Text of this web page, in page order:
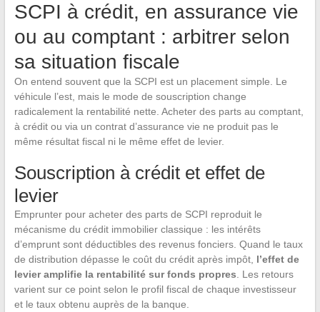
SCPI à crédit, en assurance vie
ou au comptant : arbitrer selon
sa situation fiscale
On entend souvent que la SCPI est un placement simple. Le
véhicule l’est, mais le mode de souscription change
radicalement la rentabilité nette. Acheter des parts au comptant,
à crédit ou via un contrat d’assurance vie ne produit pas le
même résultat fiscal ni le même effet de levier.
Souscription à crédit et effet de
levier
Emprunter pour acheter des parts de SCPI reproduit le
mécanisme du crédit immobilier classique : les intérêts
d’emprunt sont déductibles des revenus fonciers. Quand le taux
de distribution dépasse le coût du crédit après impôt, l’effet de
levier amplifie la rentabilité sur fonds propres . Les retours
varient sur ce point selon le profil fiscal de chaque investisseur
et le taux obtenu auprès de la banque.